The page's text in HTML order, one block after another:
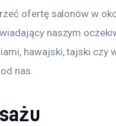
ofertę salonów w
naszym
hawajski, tajski czy
nas.